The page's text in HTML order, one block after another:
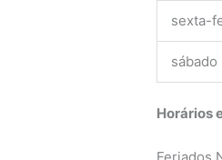
sexta-
sábado
Horários